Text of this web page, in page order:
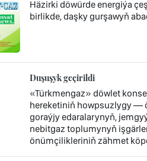
Häzirki döwürde energiýa
birlikde, daşky gurşawyň
Duşuşyk geçirildi
«Türkmengaz» döwlet
hereketiniň howpsuzlygy —
goraýjy edaralarynyň,
nebitgaz toplumynyň
önümçilikleriniň zähmet